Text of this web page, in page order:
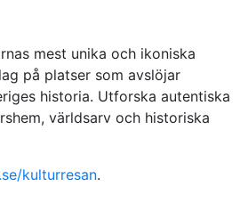
mest unika och ikoniska
på platser som avslöjar
historia. Utforska autentiska
världsarv och historiska
kulturresan.